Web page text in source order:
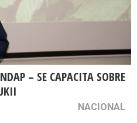
– SE CAPACITA SOBRE
NACIONAL